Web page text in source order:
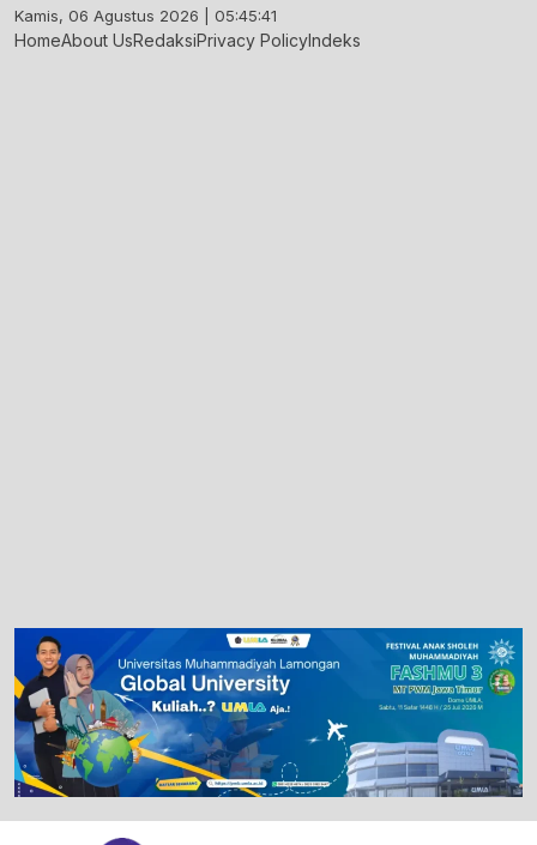
Skip
to
Kamis, 06 Agustus 2026 | 05:45:42
HomeAbout UsRedaksiPrivacy PolicyIndeks